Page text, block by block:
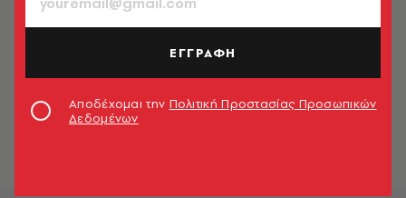
Newsroom
ΚΟΣΜΟΣ
Ρώσος αξιωματούχος: «Ένταξη της
Ουκρανίας στο ΝΑΤΟ μπορεί να
ξεκινήσει Γ' Παγκόσμιο Πόλεμο»
ΕΓΓΡΑΦΗ
Αποδέχομαι την Πολιτική Προστασίας Προσωπικών
Δεδομένων